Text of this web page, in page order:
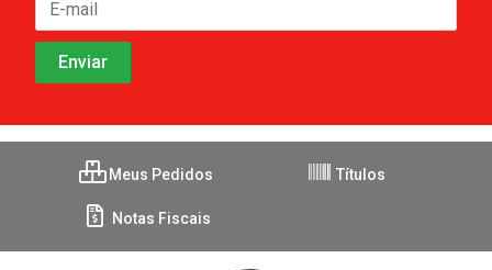
Meus Pedidos Títulos
Notas Fiscais